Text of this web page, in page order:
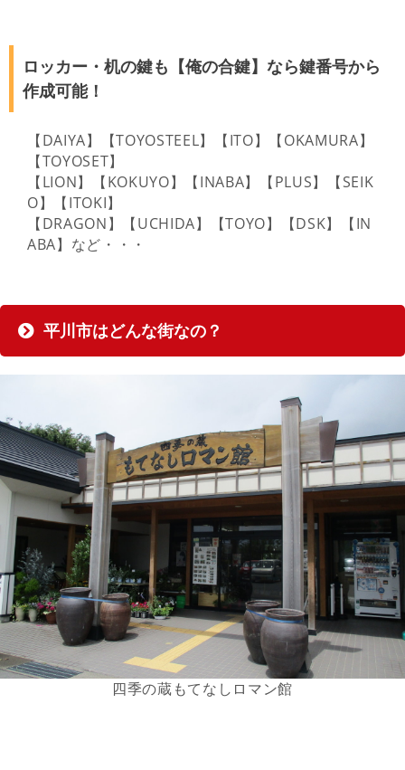
ロッカー・机の鍵も【俺の合鍵】なら鍵番号から
作成可能！
【DAIYA】【TOYOSTEEL】【ITO】【OKAMURA】
【TOYOSET】
【LION】【KOKUYO】【INABA】【PLUS】【SEIK
O】【ITOKI】
【DRAGON】【UCHIDA】【TOYO】【DSK】【IN
ABA】など・・・
平川市はどんな街なの？
四季の蔵もてなしロマン館